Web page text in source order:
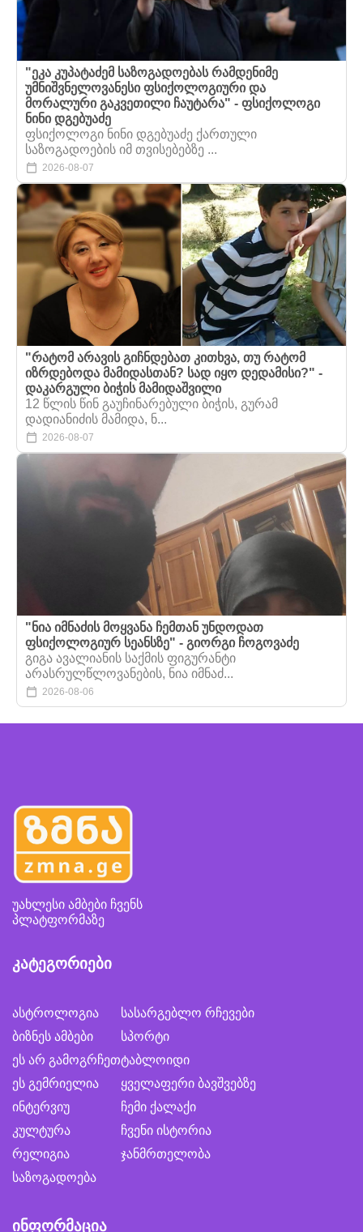
"ეკა კუპატაძემ საზოგადოებას რამდენიმე
უმნიშვნელოვანესი ფსიქოლოგიური და
მორალური გაკვეთილი ჩაუტარა" - ფსიქოლოგი
ნინი დგებუაძე
ფსიქოლოგი ნინი დგებუაძე ქართული
საზოგადოების იმ თვისებებზე ...
2026-08-07
"რატომ არავის გიჩნდებათ კითხვა, თუ რატომ
იზრდებოდა მამიდასთან? სად იყო დედამისი?" -
დაკარგული ბიჭის მამიდაშვილი
12 წლის წინ გაუჩინარებული ბიჭის, გურამ
დადიანიძის მამიდა, ნ...
2026-08-07
"ნია იმნაძის მოყვანა ჩემთან უნდოდათ
ფსიქოლოგიურ სეანსზე" - გიორგი ჩოგოვაძე
გიგა ავალიანის საქმის ფიგურანტი
არასრულწლოვანების, ნია იმნაძ...
2026-08-06
უახლესი ამბები ჩვენს
პლატფორმაზე
კატეგორიები
ასტროლოგია
ბიზნეს ამბები
ეს არ გამოგრჩეთ
ეს გემრიელია
ინტერვიუ
კულტურა
რელიგია
საზოგადოება
სასარგებლო რჩევები
სპორტი
ტაბლოიდი
ყველაფერი ბავშვებზე
ჩემი ქალაქი
ჩვენი ისტორია
ჯანმრთელობა
ინფორმაცია